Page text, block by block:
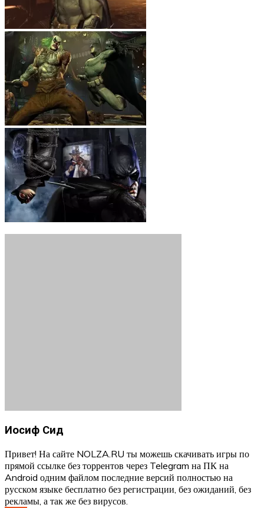
Иосиф Сид
Привет! На сайте NOLZA.RU ты можешь скачивать игры по
прямой ссылке без торрентов через Telegram на ПК на
Android одним файлом последние версий полностью на
русском языке бесплатно без регистрации, без ожиданий, без
рекламы, а так же без вирусов.